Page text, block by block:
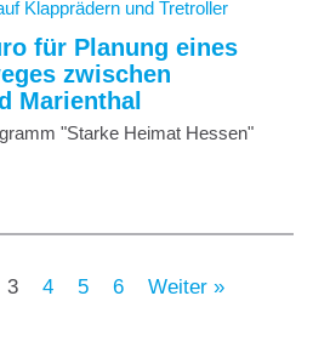
für Planung eines
zwischen
Marienthal
"Starke Heimat Hessen"
3 4 5 6 Weiter »